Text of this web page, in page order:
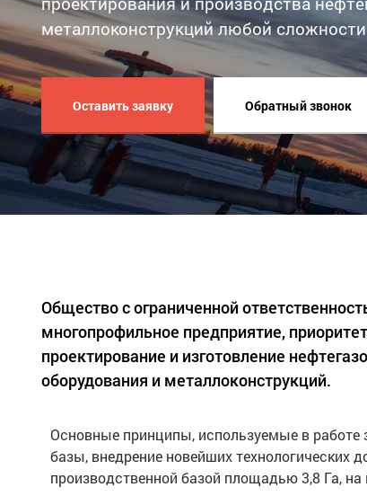
металлоконструкций любой
Оставить заявку Обратный звонок
Общество с ограниченной
многопрофильное предприятие,
проектирование и изготовление
оборудования и металлоконструкций.
Основные принципы, используемые в работе
базы, внедрение новейших технологических
производственной базой площадью 3,8 Га,